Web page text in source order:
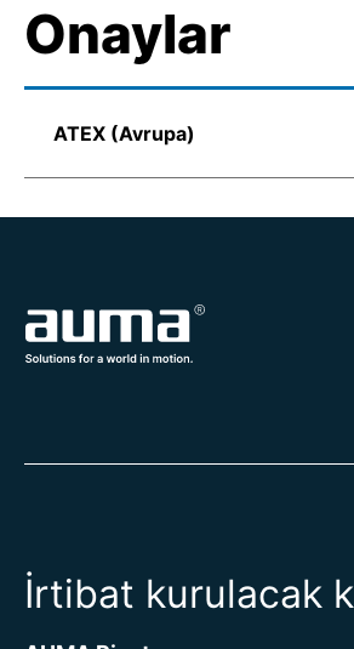
Onaylar
ATEX (Avrupa)
İrtibat kurulacak